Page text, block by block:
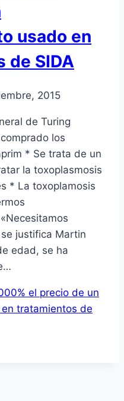
usado en
de SIDA
2015
de Turing
los
* Se trata de un
la toxoplasmosis
* La toxoplamosis
justifica Martin
edad, se ha
el precio de un
tratamientos de